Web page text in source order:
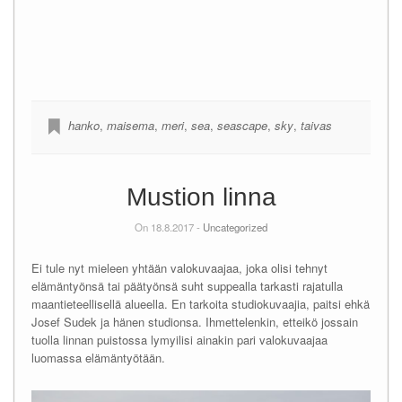
hanko, maisema, meri, sea, seascape, sky, taivas
Mustion linna
On 18.8.2017 - Uncategorized
Ei tule nyt mieleen yhtään valokuvaajaa, joka olisi tehnyt
elämäntyönsä tai päätyönsä suht suppealla tarkasti rajatulla
maantieteellisellä alueella. En tarkoita studiokuvaajia, paitsi ehkä
Josef Sudek ja hänen studionsa. Ihmettelenkin, etteikö jossain
tuolla linnan puistossa lymyilisi ainakin pari valokuvaajaa
luomassa elämäntyötään.